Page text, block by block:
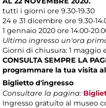
tutti i giorni ore 9.30-19.30
24 e 31 dicembre ore 9.30-
1 gennaio 2020 ore 14.00-
Ultimo ingresso un'ora
Giorni di chiusura: 1 maggio
CONSULTA SEMPRE LA
programmare la tua visita
Biglietto d'ingresso
Consultare la pagina:
Ingresso gratuito al museo